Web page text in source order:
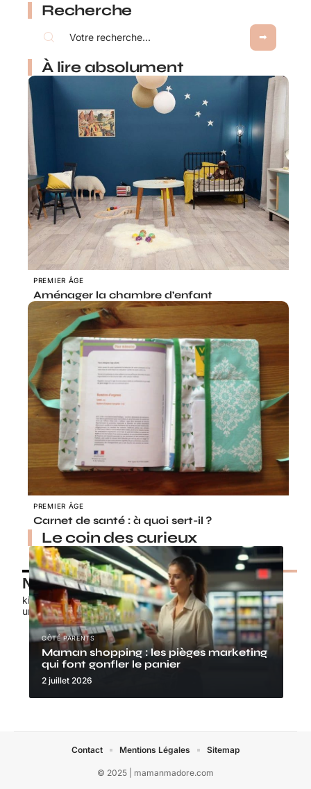
Recherche
À lire absolument
PREMIER ÂGE
Aménager la chambre d’enfant
PREMIER ÂGE
Carnet de santé : à quoi sert-il ?
Le coin des curieux
CÔTÉ PARENTS
Maman shopping : les pièges marketing
qui font gonfler le panier
2 juillet 2026
Nos petits chouchous
kids-promo.fr
unbrindefil.fr
© 2025 | mamanmadore.com
Contact Mentions Légales Sitemap